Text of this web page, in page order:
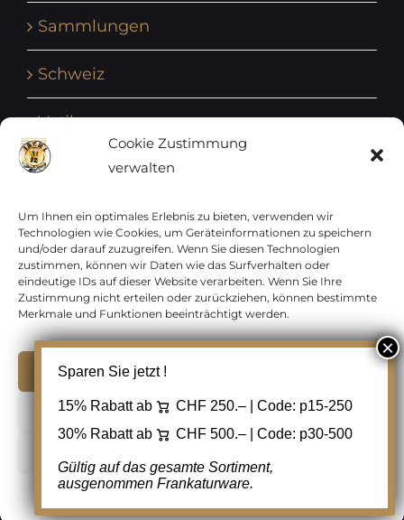
Cookie Zustimmung
verwalten
Um Ihnen ein optimales Erlebnis zu bieten, verwenden wir
Technologien wie Cookies, um Geräteinformationen zu speichern
und/oder darauf zuzugreifen. Wenn Sie diesen Technologien
zustimmen, können wir Daten wie das Surfverhalten oder
eindeutige IDs auf dieser Website verarbeiten. Wenn Sie Ihre
Zustimmung nicht erteilen oder zurückziehen, können bestimmte
Merkmale und Funktionen beeinträchtigt werden.
Ablehnen
Sammlungen
Schweiz
Vatikan
Vereinte Nationen
Vorphilatelie
Zensurbelege Österreich
Zensurbelege Schweiz
Copyright 2012 - 2024 URAY GmbH | All Rights
Reserved |
PCI Data Security Standards |
Facebook
Sparen Sie jetzt !
15% Rabatt ab CHF 250.– | Code: p15-250
30% Rabatt ab
CHF 500.– | Code: p30-500
Gültig auf das gesamte Sortiment,
ausgenommen Frankaturware.